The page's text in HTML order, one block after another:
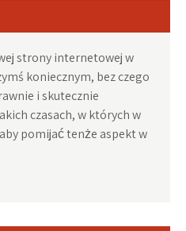
strony internetowej w
koniecznym, bez czego
i skutecznie
czasach, w których w
pomijać tenże aspekt w